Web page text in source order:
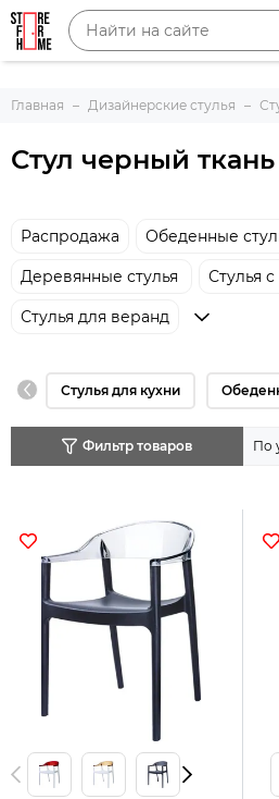
Главная Дизайнерские стулья
Стул черный ткань
Распродажа Обеденные
Деревянные стулья Стулья
Стулья для веранд
Стулья для кухни
Фильтр товаров